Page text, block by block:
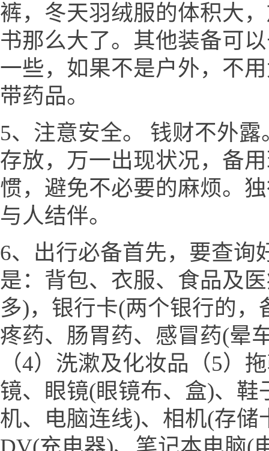
裤，冬天羽绒服的体积大
书那么大了。其他装备可
一些，如果不是户外，不
带药品。
5、注意安全。 钱财不外
存放，万一出现状况，备
惯，避免不必要的麻烦。
与人结伴。
6、出行必备首先，要查询
是：背包、衣服、食品及
多)，银行卡(两个银行的
疼药、肠胃药、感冒药(晕
（4）洗漱及化妆品（5）
镜、眼镜(眼镜布、盒)、
机、电脑连线)、相机(存